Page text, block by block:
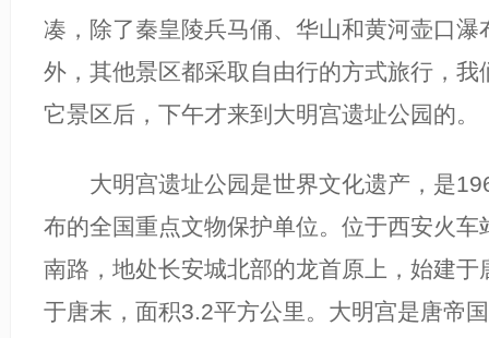
凑，除了秦皇陵兵马俑、华山和黄河壶口瀑
外，其他景区都采取自由行的方式旅行，我
它景区后，下午才来到大明宫遗址公园的。
大明宫遗址公园是世界文化遗产，是
布的全国重点文物保护单位。位于西安火车
南路，地处长安城北部的龙首原上，始建于
于唐末，面积3.2平方公里。大明宫是唐帝